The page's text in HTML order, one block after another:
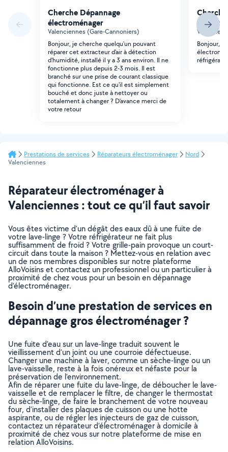
Cherche Dépannage
électroménager
Valenciennes (Gare-Cannoniers)
Bonjour, je cherche quelqu'un pouvant
réparer cet extracteur d'air à détection
d'humidité, installé il y a 3 ans environ. Il ne
fonctionne plus depuis 2-3 mois. Il est
branché sur une prise de courant classique
qui fonctionne. Est ce qu'il est simplement
bouché et donc juste à nettoyer ou
totalement à changer ? D'avance merci de
votre retour
Bonjour,
Prestations de services Réparateurs électroménager
Nord
Valenciennes
Réparateur électroménager à
Valenciennes : tout ce qu’il faut savoir
Vous êtes victime d’un dégât des eaux dû à une fuite de
votre lave-linge ? Votre réfrigérateur ne fait plus
suffisamment de froid ? Votre grille-pain provoque un court-
circuit dans toute la maison ? Mettez-vous en relation avec
un de nos membres disponibles sur notre plateforme
AlloVoisins et contactez un professionnel ou un particulier à
proximité de chez vous pour un besoin en dépannage
d’électroménager.
Besoin d’une prestation de services en
dépannage gros électroménager ?
Une fuite d’eau sur un lave-linge traduit souvent le
vieillissement d’un joint ou une courroie défectueuse.
Changer une machine à laver, comme un sèche-linge ou un
lave-vaisselle, reste à la fois onéreux et néfaste pour la
préservation de l’environnement.
Afin de réparer une fuite du lave-linge, de déboucher le lave-
vaisselle et de remplacer le filtre, de changer le thermostat
du sèche-linge, de faire le branchement de votre nouveau
four, d’installer des plaques de cuisson ou une hotte
aspirante, ou de régler les injecteurs de gaz de cuisson,
contactez un réparateur d’électroménager à domicile à
proximité de chez vous sur notre plateforme de mise en
relation AlloVoisins.